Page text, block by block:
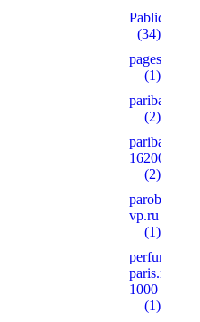
Pablic
(34)
pages
(1)
paribahis
(2)
paribahis
16200
(2)
parobar-
vp.ru
(1)
perfume-
paris.ru
1000
(1)